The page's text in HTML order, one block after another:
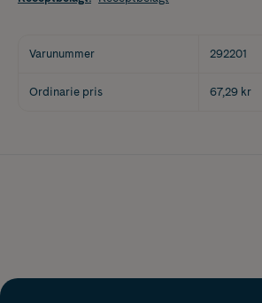
Varunummer 292201
Ordinarie pris 67,29 kr